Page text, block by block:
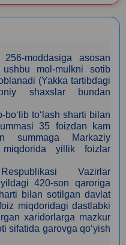
moddasiga asosan
mol-mulkni sotib
(Yakka tartibdagi
shaxslar bundan
bo‘lib to‘lash sharti bilan
35 foizdan kam
summaga Markaziy
yillik foizlar
Vazirlar
420-son qaroriga
bilan sotilgan davlat
miqdoridagi dastlabki
xaridorlarga mazkur
sifatida garovga qo‘yish